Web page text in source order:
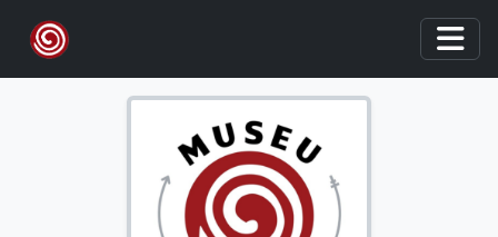
Skip to main content